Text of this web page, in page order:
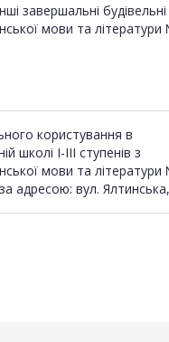
завершальні
мови та
користування в
школі І-ІІІ ступенів з
мови та
адресою: вул.